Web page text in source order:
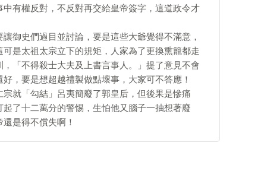
有權反對，不反對再交給皇帝簽字，這道政令才
御史們過目並討論，要是這些大爺覺得不滿意，
是太祖太宗立下的規矩，人家為了更換熏籠都走
「不得殺士大夫及上書言事人。」提了意見不會
，要是想超越禮製做點壞事，大家可不答應！
就「勾結」呂夷簡廢了郭皇后，但後果是慘痛
了十二萬分的警惕，生怕他又腦子一抽想著廢
是得不償失啊！